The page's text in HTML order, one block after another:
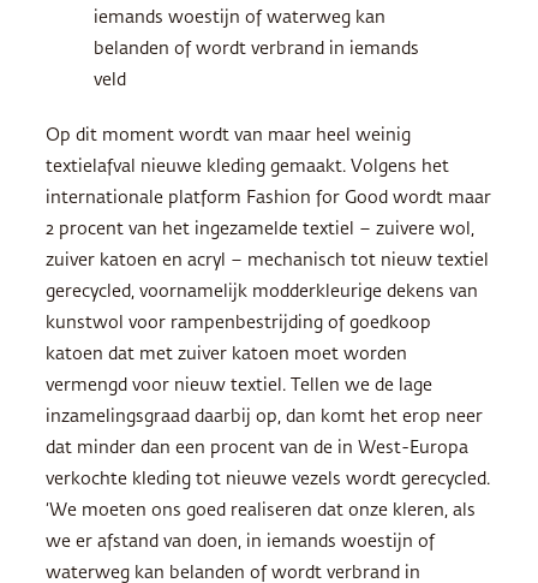
iemands woestijn of waterweg kan
belanden of wordt verbrand in iemands
veld
Op dit moment wordt van maar heel weinig
textielafval nieuwe kleding gemaakt. Volgens het
internationale platform Fashion for Good wordt maar
2 procent van het ingezamelde textiel – zuivere wol,
zuiver katoen en acryl – mechanisch tot nieuw textiel
gerecycled, voornamelijk modderkleurige dekens van
kunstwol voor rampenbestrijding of goedkoop
katoen dat met zuiver katoen moet worden
vermengd voor nieuw textiel. Tellen we de lage
inzamelingsgraad daarbij op, dan komt het erop neer
dat minder dan een procent van de in West-Europa
verkochte kleding tot nieuwe vezels wordt gerecycled.
‘We moeten ons goed realiseren dat onze kleren, als
we er afstand van doen, in iemands woestijn of
waterweg kan belanden of wordt verbrand in